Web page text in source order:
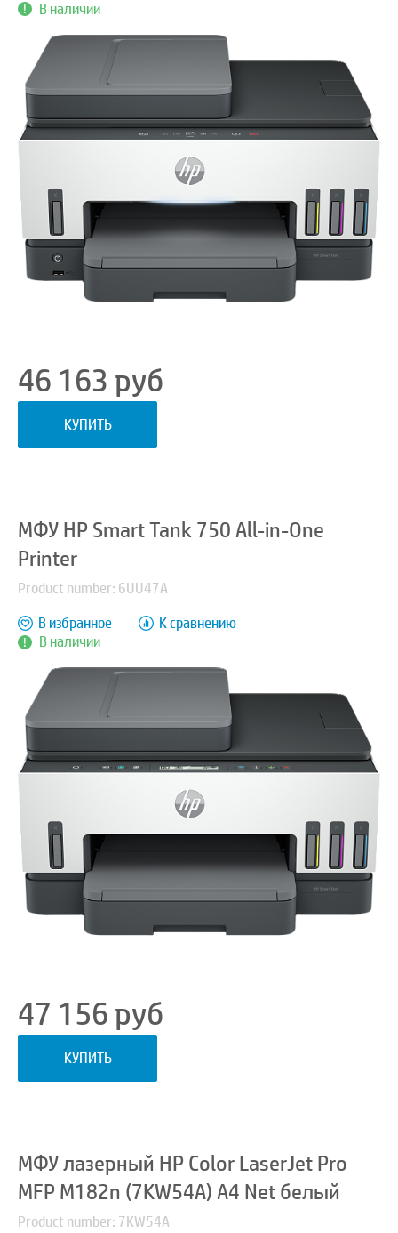
В наличии
46 163 руб
КУПИТЬ
МФУ HP Smart Tank 750 All-in-One
Printer
Product number: 6UU47A
В наличии
В избранное К сравнению
47 156руб
КУПИТЬ
МФУ лазерный HP Color LaserJet Pro
MFP M182n (7KW54A) A4 Net белый
Product number: 7KW54A